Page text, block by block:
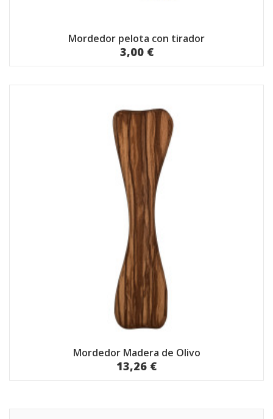
Mordedor pelota con tirador
3,00 €
Mordedor Madera de Olivo
13,26 €